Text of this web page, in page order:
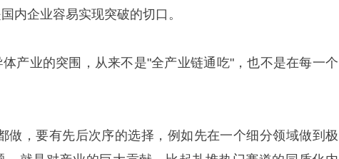
内企业容易实现突破的切口。
产业的突围，从来不是"全产业链通吃"，也不是在每一个
做，要有先后次序的选择，例如先在一个细分领域做到极